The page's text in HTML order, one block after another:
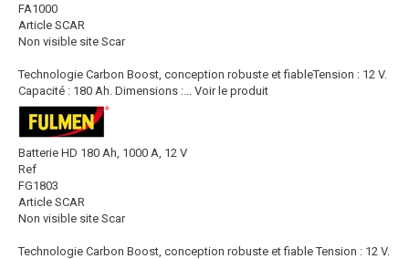
FA1000
Article SCAR
Non visible site Scar
Technologie Carbon Boost, conception robuste et fiableTension : 12 V.
Capacité : 180 Ah. Dimensions :...
Voir le produit
Batterie HD 180 Ah, 1000 A, 12 V
Ref
FG1803
Article SCAR
Non visible site Scar
Technologie Carbon Boost, conception robuste et fiable Tension : 12 V.